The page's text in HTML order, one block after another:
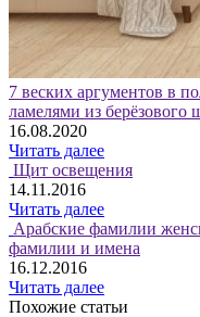
7 веских аргументов в
ламелями из берёзового
16.08.2020
Читать далее
Щит освещения
14.11.2016
Читать далее
Арабские фамилии
фамилии и имена
16.12.2016
Читать далее
Похожие статьи